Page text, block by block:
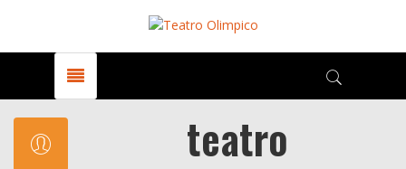
teatro